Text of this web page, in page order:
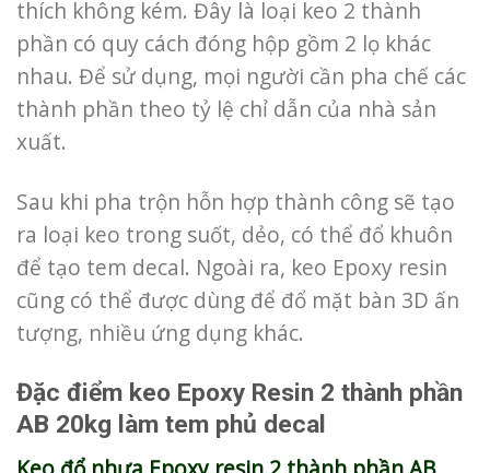
thích không kém. Đây là loại keo 2 thành
phần có quy cách đóng hộp gồm 2 lọ khác
nhau. Để sử dụng, mọi người cần pha chế các
thành phần theo tỷ lệ chỉ dẫn của nhà sản
xuất.
Sau khi pha trộn hỗn hợp thành công sẽ tạo
ra loại keo trong suốt, dẻo, có thể đổ khuôn
để tạo tem decal. Ngoài ra, keo Epoxy resin
cũng có thể được dùng để đổ mặt bàn 3D ấn
tượng, nhiều ứng dụng khác.
Đặc điểm keo Epoxy Resin 2 thành phần
AB 20kg làm tem phủ decal